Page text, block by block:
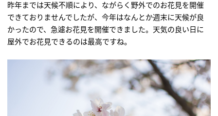
昨年までは天候不順により、ながらく野外でのお花見を開催
できておりませんでしたが、今年はなんとか週末に天候が良
かったので、急遽お花見を開催できました。天気の良い日に
屋外でお花見できるのは最高ですね。